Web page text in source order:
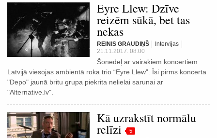
Eyre Llew: Dzīve
reizēm sūkā, bet tas
nekas
REINIS GRAUDIŅŠ
Intervijas
21.11.2017. 08:00
Šonedēļ ar vairākiem koncertiem
Latvijā viesojas ambientā roka trio “Eyre Llew”. Īsi pirms koncerta
"Depo" jaunā britu grupa piekrita nelielai sarunai ar
"Alternative.lv".
Kā uzrakstīt normālu
relīzi 5